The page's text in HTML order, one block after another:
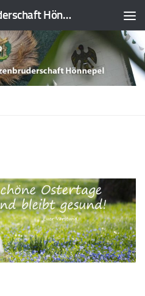
St. Antonius Schützenbruderschaft Hönnepel e.V.